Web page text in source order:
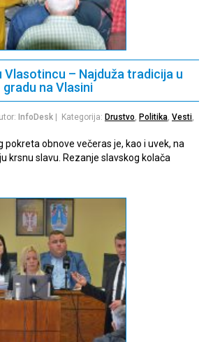
Vlasotincu – Najduža tradicija u
gradu na Vlasini
InfoDesk | Kategorija: Drustvo Politika Vesti
pokreta obnove večeras je, kao i uvek, na
krsnu slavu. Rezanje slavskog kolača